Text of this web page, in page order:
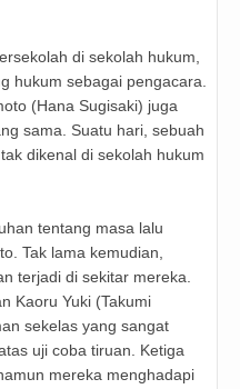
di sekolah hukum,
hukum sebagai pengacara.
(Hana Sugisaki) juga
sama. Suatu hari, sebuah
dikenal di sekolah hukum
tentang masa lalu
Tak lama kemudian,
terjadi di sekitar mereka.
Kaoru Yuki (Takumi
sekelas yang sangat
uji coba tiruan. Ketiga
mereka menghadapi